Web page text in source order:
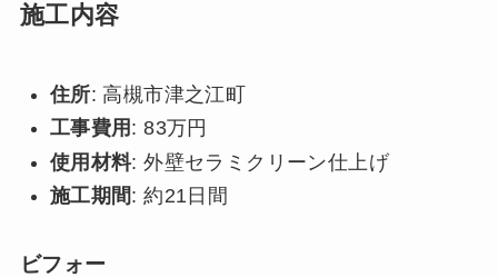
施工内容
住所: 高槻市津之江町
工事費用 : 83万円
使用材料: 外壁セラミクリーン仕上げ
施工期間: 約21日間
ビフォー